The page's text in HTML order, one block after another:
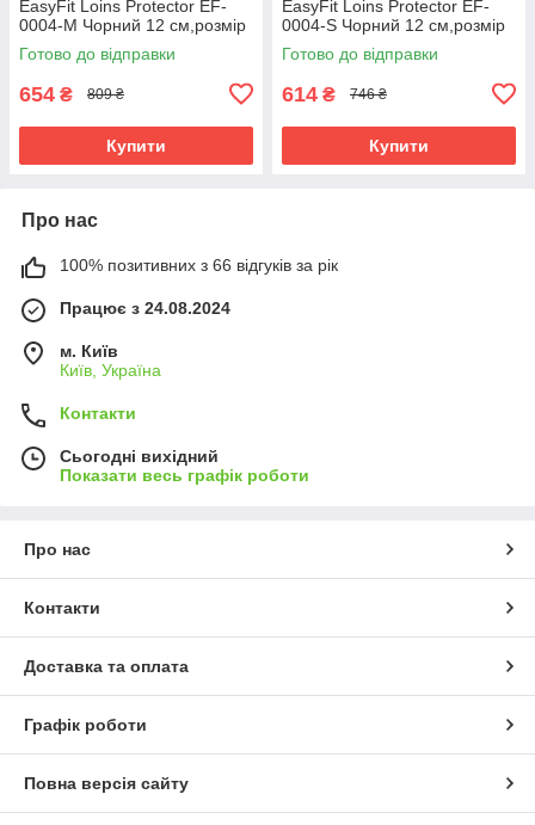
EasyFit Loins Protector EF-
0004-М Чорний 12 см,розмір
М (70-85 см)
Готово до відправки
654 ₴ 809 ₴
Купити
EasyFit Loins Protector EF-
0004-S Чорний 12 см,розмір
S (60-75 см)
Готово до відправки
614 ₴ 746 ₴
Купити
Про нас
100% позитивних з 66 відгуків за рік
Працює з 24.08.2024
м. Київ
Київ, Україна
Контакти
Сьогодні вихідний
Показати весь графік роботи
Про нас
Контакти
Доставка та оплата
Графік роботи
Повна версія сайту